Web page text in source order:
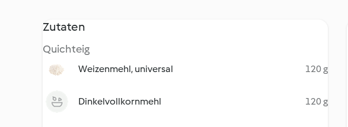
Zutaten
Quichteig
Weizenmehl, universal 120 g
Dinkelvollkornmehl 120 g